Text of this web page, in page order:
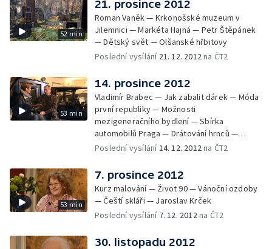
52 min
21. prosince 2012
Roman Vaněk — Krkonošské muzeum v
Jilemnici — Markéta Hajná — Petr Štěpánek
— Dětský svět — Olšanské hřbitovy
Poslední vysílání 21. 12. 2012 na ČT2
53 min
14. prosince 2012
Vladimír Brabec — Jak zabalit dárek — Móda
první republiky — Možnosti
mezigeneračního bydlení — Sbírka
automobilů Praga — Drátování hrnců —
Václav Šorel
Poslední vysílání 14. 12. 2012 na ČT2
53 min
7. prosince 2012
Kurz malování — Život 90 — Vánoční ozdoby
— Čeští skláři — Jaroslav Krček
Poslední vysílání 7. 12. 2012 na ČT2
30. listopadu 2012